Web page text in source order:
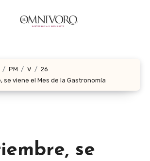
PM V
26
se viene el Mes de la Gastronomía
se